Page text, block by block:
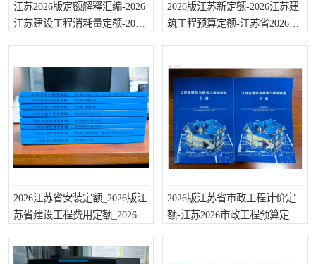
江苏2026版定额解释汇编-2026
江苏建设工程消耗量定额-2026
2026版江苏新定额-2026江苏建
筑工程预算定额-江苏省2026计
2026江苏省安装定额_2026版江
苏省建设工程费用定额_2026江
2026版江苏省市政工程计价定
额-江苏2026市政工程预算定额-
内河航运工程概预算定额 沿海港口工程预算定额
疏浚工程预算定额 吉林建筑工程预算定额
吉林建设工程计价定额 辽宁省建筑工程预算定额
福建建设工程预算定额 贵州省工程预算定额
辽宁省工程计价定额 上海建设预算工程定额
锅炉及压力容器规范国际
性规范ASME
广东省建设工程预算定额
湖北省建设工程预算定额